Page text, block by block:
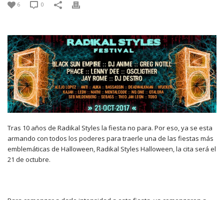
6 0
Tras 10 años de Radikal Styles la fiesta no para. Por eso, ya se esta
armando con todos los poderes para traerle una de las fiestas más
emblemáticas de Halloween, Radikal Styles Halloween, la cita será el
21 de octubre.